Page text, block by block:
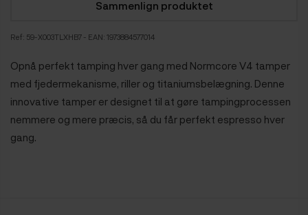
Sammenlign produktet
Ref: 59-X003TLXHB7 - EAN: 1973884577014
Opnå perfekt tamping hver gang med Normcore V4 tamper
med fjedermekanisme, riller og titaniumsbelægning. Denne
innovative tamper er designet til at gøre tampingprocessen
nemmere og mere præcis, så du får perfekt espresso hver
gang.